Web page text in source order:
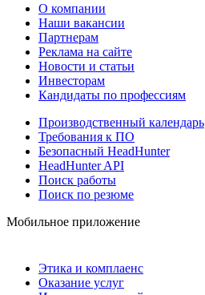
О компании
Наши вакансии
Партнерам
Реклама на сайте
Новости и статьи
Инвесторам
Кандидаты по профессиям
Производственный календарь
Требования к ПО
Безопасный HeadHunter
HeadHunter API
Поиск работы
Поиск по резюме
Мобильное приложение
Этика и комплаенс
Оказание услуг